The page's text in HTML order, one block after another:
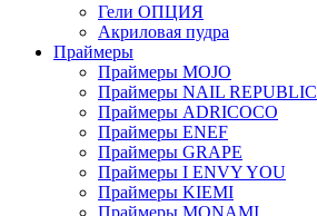
Гели ОПЦИЯ
Акриловая пудра
Праймеры
Праймеры MOJO
Праймеры NAIL REPUBLIC
Праймеры ADRICOCO
Праймеры ENEF
Праймеры GRAPE
Праймеры I ENVY YOU
Праймеры KIEMI
Праймеры MONAMI